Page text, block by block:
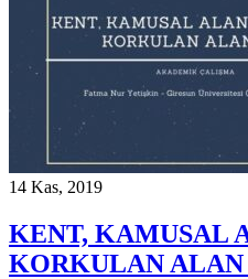
14 Kas, 2019
KENT, KAMUSAL
KORKULAN